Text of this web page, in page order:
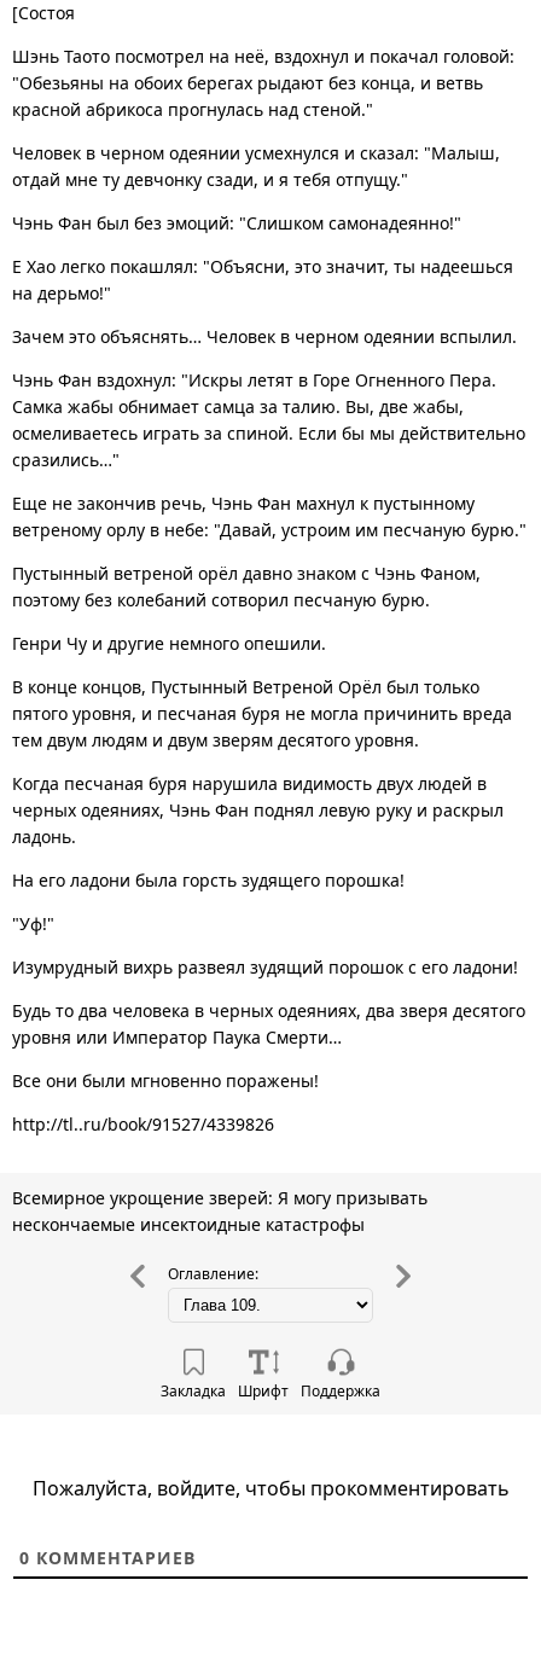
[Состоя
Шэнь Таото посмотрел на неё, вздохнул и покачал головой:
"Обезьяны на обоих берегах рыдают без конца, и ветвь
красной абрикоса прогнулась над стеной."
Человек в черном одеянии усмехнулся и сказал: "Малыш,
отдай мне ту девчонку сзади, и я тебя отпущу."
Чэнь Фан был без эмоций: "Слишком самонадеянно!"
Е Хао легко покашлял: "Объясни, это значит, ты надеешься
на дерьмо!"
Зачем это объяснять… Человек в черном одеянии вспылил.
Чэнь Фан вздохнул: "Искры летят в Горе Огненного Пера.
Самка жабы обнимает самца за талию. Вы, две жабы,
осмеливаетесь играть за спиной. Если бы мы действительно
сразились…"
Еще не закончив речь, Чэнь Фан махнул к пустынному
ветреному орлу в небе: "Давай, устроим им песчаную бурю."
Пустынный ветреной орёл давно знаком с Чэнь Фаном,
поэтому без колебаний сотворил песчаную бурю.
Генри Чу и другие немного опешили.
В конце концов, Пустынный Ветреной Орёл был только
пятого уровня, и песчаная буря не могла причинить вреда
тем двум людям и двум зверям десятого уровня.
Когда песчаная буря нарушила видимость двух людей в
черных одеяниях, Чэнь Фан поднял левую руку и раскрыл
ладонь.
На его ладони была горсть зудящего порошка!
"Уф!"
Изумрудный вихрь развеял зудящий порошок с его ладони!
Будь то два человека в черных одеяниях, два зверя десятого
уровня или Император Паука Смерти…
Все они были мгновенно поражены!
http://tl..ru/book/91527/4339826
Всемирное укрощение зверей: Я могу призывать
нескончаемые инсектоидные катастрофы
Оглавление:
Закладка Шрифт Поддержка
Пожалуйста, войдите, чтобы прокомментировать
0 КОММЕНТАРИЕВ